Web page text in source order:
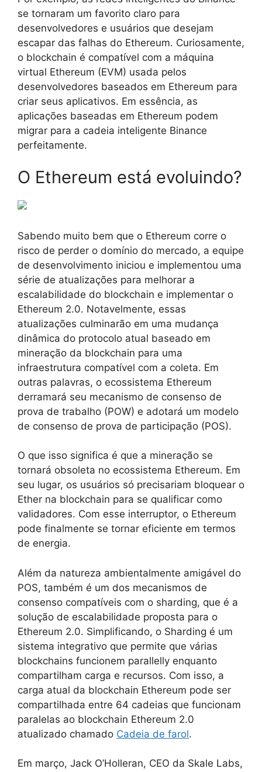
se tornaram um favorito claro para
desenvolvedores e usuários que desejam
escapar das falhas do Ethereum. Curiosamente,
o blockchain é compatível com a máquina
virtual Ethereum (EVM) usada pelos
desenvolvedores baseados em Ethereum para
criar seus aplicativos. Em essência, as
aplicações baseadas em Ethereum podem
migrar para a cadeia inteligente Binance
perfeitamente.
O Ethereum está evoluindo?
Sabendo muito bem que o Ethereum corre o
risco de perder o domínio do mercado, a equipe
de desenvolvimento iniciou e implementou uma
série de atualizações para melhorar a
escalabilidade do blockchain e implementar o
Ethereum 2.0. Notavelmente, essas
atualizações culminarão em uma mudança
dinâmica do protocolo atual baseado em
mineração da blockchain para uma
infraestrutura compatível com a coleta. Em
outras palavras, o ecossistema Ethereum
derramará seu mecanismo de consenso de
prova de trabalho (POW) e adotará um modelo
de consenso de prova de participação (POS).
O que isso significa é que a mineração se
tornará obsoleta no ecossistema Ethereum. Em
seu lugar, os usuários só precisariam bloquear o
Ether na blockchain para se qualificar como
validadores. Com esse interruptor, o Ethereum
pode finalmente se tornar eficiente em termos
de energia.
Além da natureza ambientalmente amigável do
POS, também é um dos mecanismos de
consenso compatíveis com o sharding, que é a
solução de escalabilidade proposta para o
Ethereum 2.0. Simplificando, o Sharding é um
sistema integrativo que permite que várias
blockchains funcionem parallelly enquanto
compartilham carga e recursos. Com isso, a
carga atual da blockchain Ethereum pode ser
compartilhada entre 64 cadeias que funcionam
paralelas ao blockchain Ethereum 2.0
atualizado chamado Cadeia de farol.
Em março, Jack O’Holleran, CEO da Skale Labs,